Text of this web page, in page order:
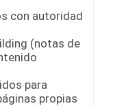
con autoridad
(notas de
para
propias